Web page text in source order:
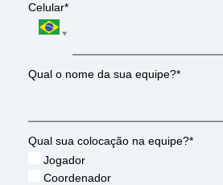
Celular*
Qual o nome da sua equipe?*
Qual sua colocação na equipe?*
Jogador
Coordenador